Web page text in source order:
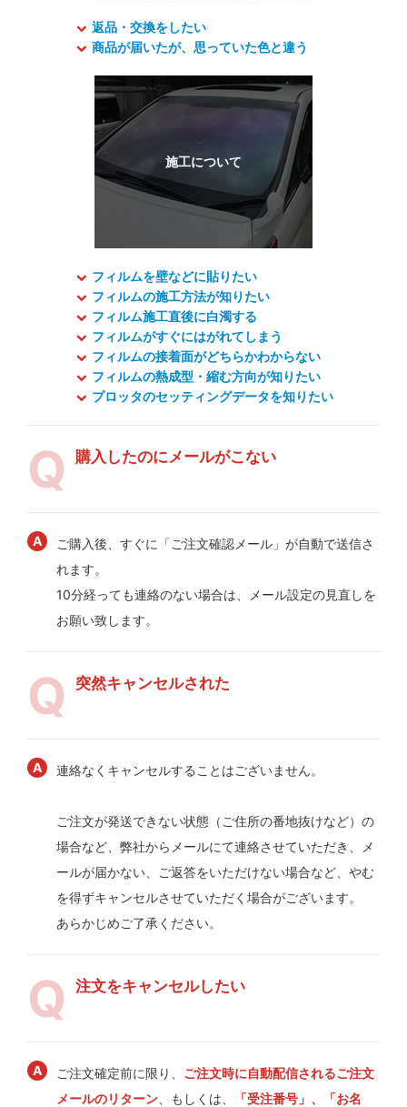
返品・交換をしたい
商品が届いたが、思っていた色と違う
フィルムを壁などに貼りたい
フィルムの施工方法が知りたい
フィルム施工直後に白濁する
フィルムがすぐにはがれてしまう
フィルムの接着面がどちらかわからない
フィルムの熱成型・縮む方向が知りたい
プロッタのセッティングデータを知りたい
購入したのにメールがこない
ご購入後、すぐに「ご注文確認メール」が自動で送信さ
れます。
10分経っても連絡のない場合は、メール設定の見直しを
お願い致します。
突然キャンセルされた
連絡なくキャンセルすることはございません。
ご注文が発送できない状態（ご住所の番地抜けなど）の
場合など、弊社からメールにて連絡させていただき、メ
ールが届かない、ご返答をいただけない場合など、やむ
を得ずキャンセルさせていただく場合がございます。
あらかじめご了承ください。
注文をキャンセルしたい
ご注文確定前に限り、 ご注文時に自動配信されるご注文
メールのリターン 、もしくは、
「受注番号」、「お名